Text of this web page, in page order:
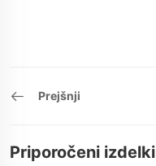
Prejšnji
Priporočeni izdelki